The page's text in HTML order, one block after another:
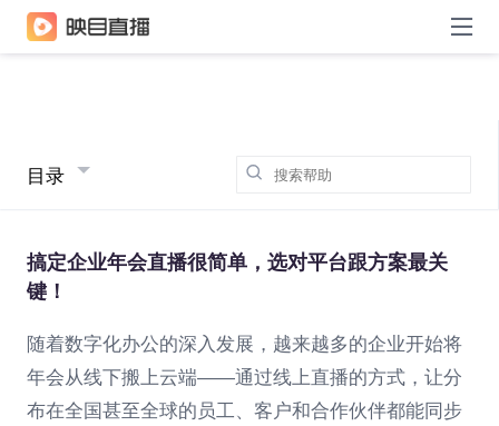
目录
搞定企业年会直播很简单，选对平台跟方案最关
键！
随着数字化办公的深入发展，越来越多的企业开始将
年会从线下搬上云端——通过线上直播的方式，让分
布在全国甚至全球的员工、客户和合作伙伴都能同步